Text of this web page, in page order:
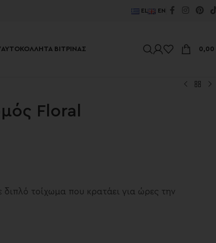
EL EN
ΑΥΤΟΚΌΛΛΗΤΑ ΒΙΤΡΊΝΑΣ 0,00
Floral
διπλό τοίχωμα που κρατάει για ώρες την